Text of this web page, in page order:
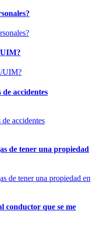
UIM?
accidentes
de tener una propiedad
conductor que se me